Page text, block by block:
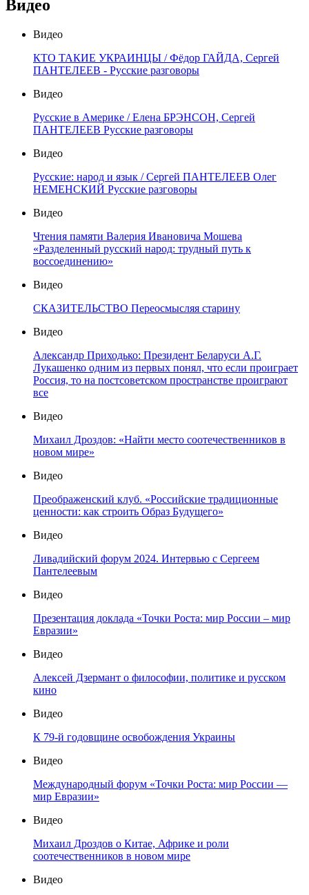
Видео
Видео
КТО ТАКИЕ УКРАИНЦЫ / Фёдор ГАЙДА, Сергей
ПАНТЕЛЕЕВ - Русские разговоры
Видео
Русские в Америке / Елена БРЭНСОН, Сергей
ПАНТЕЛЕЕВ Русские разговоры
Видео
Русские: народ и язык / Сергей ПАНТЕЛЕЕВ Олег
НЕМЕНСКИЙ Русские разговоры
Видео
Чтения памяти Валерия Ивановича Мошева
«Разделенный русский народ: трудный путь к
воссоединению»
Видео
СКАЗИТЕЛЬСТВО Переосмысляя старину
Видео
Александр Приходько: Президент Беларуси А.Г.
Лукашенко одним из первых понял, что если проиграет
Россия, то на постсоветском пространстве проиграют
все
Видео
Михаил Дроздов: «Найти место соотечественников в
новом мире»
Видео
Преображенский клуб. «Российские традиционные
ценности: как строить Образ Будущего»
Видео
Ливадийский форум 2024. Интервью с Сергеем
Пантелеевым
Видео
Презентация доклада «Точки Роста: мир России – мир
Евразии»
Видео
Алексей Дзермант о философии, политике и русском
кино
Видео
К 79-й годовщине освобождения Украины
Видео
Международный форум «Точки Роста: мир России —
мир Евразии»
Видео
Михаил Дроздов о Китае, Африке и роли
соотечественников в новом мире
Видео